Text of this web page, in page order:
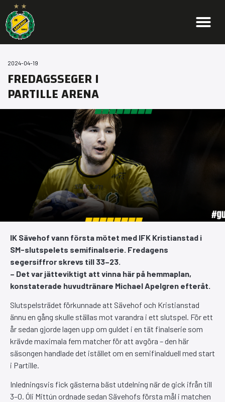
2024-04-19
FREDAGSSEGER I
PARTILLE ARENA
IK Sävehof vann första mötet med IFK Kristianstad i
SM-slutspelets semifinalserie. Fredagens
segersiffror skrevs till 33–23.
– Det var jätteviktigt att vinna här på hemmaplan,
konstaterade huvudtränare Michael Apelgren efteråt.
Slutspelsträdet förkunnade att Sävehof och Kristianstad
ännu en gång skulle ställas mot varandra i ett slutspel. För ett
år sedan gjorde lagen upp om guldet i en tät finalserie som
krävde maximala fem matcher för att avgöra – den här
säsongen handlade det istället om en semifinalduell med start
i Partille.
Inledningsvis fick gästerna bäst utdelning när de gick ifrån till
3–0. Óli Mittún ordnade sedan Sävehofs första mål i matchen